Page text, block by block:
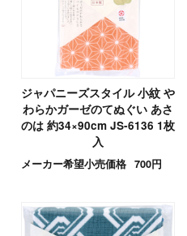
ジャパニーズスタイル 小紋 や
わらかガーゼのてぬぐい あさ
のは 約34×90cm JS-6136 1枚
入
メーカー希望小売価格 700円